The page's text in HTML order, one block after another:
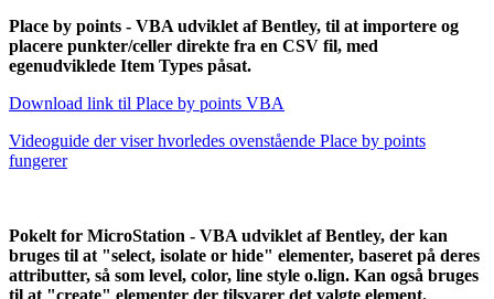
Place by points - VBA udviklet af Bentley, til at importere og
placere punkter/celler direkte fra en CSV fil, med
egenudviklede Item Types påsat.
Download link til Place by points VBA
Videoguide der viser hvorledes ovenstående Place by points
fungerer
Pokelt for MicroStation - VBA udviklet af Bentley, der kan
bruges til at "select, isolate or hide" elementer, baseret på deres
attributter, så som level, color, line style o.lign. Kan også bruges
til at "create" elementer der tilsvarer det valgte element.